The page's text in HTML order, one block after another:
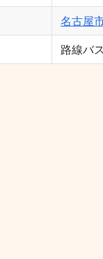
名古屋
路線バ